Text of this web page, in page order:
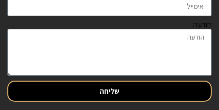
הודעה
שליחה